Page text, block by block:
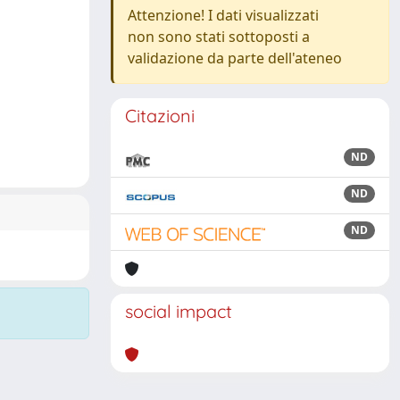
Attenzione! I dati visualizzati
non sono stati sottoposti a
validazione da parte dell'ateneo
Citazioni
ND
ND
ND
social impact